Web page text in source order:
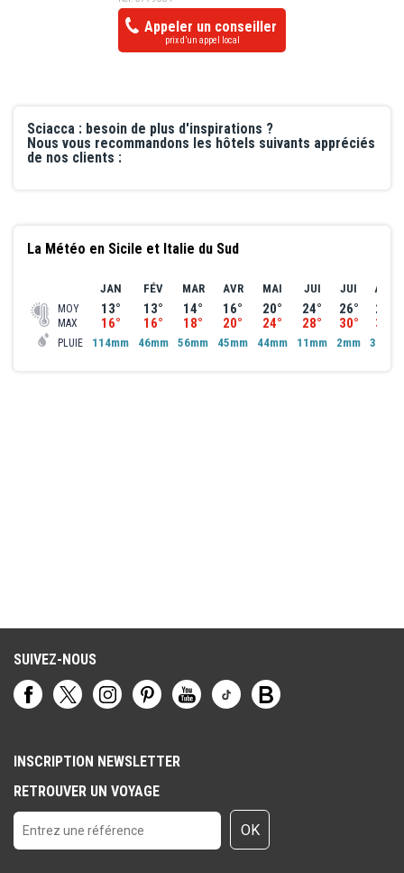
Appeler un conseiller
prix d’un appel local
Sciacca : besoin de plus d'inspirations ?
Nous vous recommandons les hôtels suivants appréciés
de nos clients :
La Météo en Sicile et Italie du Sud
MOY
MAX
PLUIE
JAN
13°
16°
114mm
FÉV
13°
16°
46mm
MAR
14°
18°
56mm
AVR
16°
20°
45mm
MAI
20°
24°
44mm
JUI
24°
28°
11mm
JUI
26°
30°
2mm
AOÛ
27°
31°
37mm
SUIVEZ-NOUS
INSCRIPTION NEWSLETTER
RETROUVER UN VOYAGE
OK